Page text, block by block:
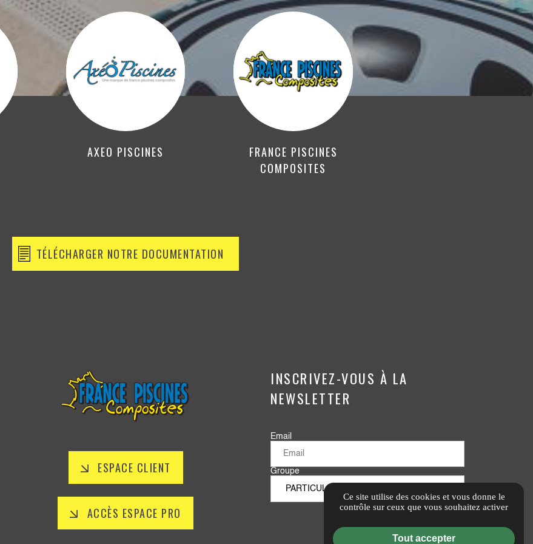
AXEO PISCINES
FRANCE PISCINES
COMPOSITES
TÉLÉCHARGER NOTRE DOCUMENTATION
ESPACE CLIENT
ACCÈS ESPACE PRO
INSCRIVEZ-VOUS À LA
NEWSLETTER
Email
Groupe
Ce site utilise des cookies et vous donne le
contrôle sur ceux que vous souhaitez activer
Tout accepter